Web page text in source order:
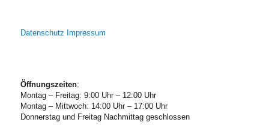
Datenschutz Impressum
Öffnungszeiten:
Montag – Freitag: 9:00 Uhr – 12:00 Uhr
Montag – Mittwoch: 14:00 Uhr – 17:00 Uhr
Donnerstag und Freitag Nachmittag geschlossen